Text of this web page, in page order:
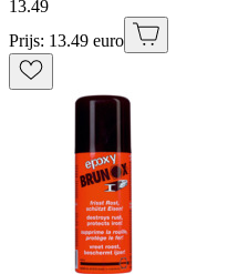
13.49
Prijs: 13.49 euro